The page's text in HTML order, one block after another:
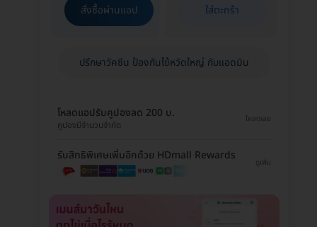
สั่งซื้อผ่านแอป ใส่ตะกร้า
ปรึกษาวัคซีน ป้องกันไข้หวัดใหญ่ กับแอดมิน
โหลดแอปรับคูปองลด 200 บ.
คูปองมีจำนวนจำกัด
โหลดเลย
รับสิทธิพิเศษเพิ่มอีกด้วย HDmall Rewards
ดูเพิ่ม